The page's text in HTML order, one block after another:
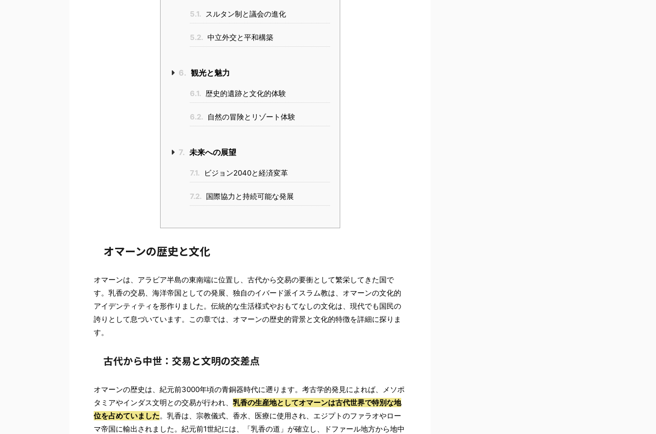
5.1. スルタン制と議会の進化
5.2. 中立外交と平和構築
6. 観光と魅力
6.1. 歴史的遺跡と文化的体験
6.2. 自然の冒険とリゾート体験
7. 未来への展望
7.1. ビジョン2040と経済変革
7.2. 国際協力と持続可能な発展
オマーンの歴史と文化
オマーンは、アラビア半島の東南端に位置し、古代から交易の要衝として繁栄してきた国で
す。乳香の交易、海洋帝国としての発展、独自のイバード派イスラム教は、オマーンの文化的
アイデンティティを形作りました。伝統的な生活様式やおもてなしの文化は、現代でも国民の
誇りとして息づいています。この章では、オマーンの歴史的背景と文化的特徴を詳細に探りま
す。
古代から中世：交易と文明の交差点
オマーンの歴史は、紀元前3000年頃の青銅器時代に遡ります。考古学的発見によれば、メソポ
タミアやインダス文明との交易が行われ、 乳香の生産地としてオマーンは古代世界で特別な地
位を占めていました。乳香は、宗教儀式、香水、医療に使用され、エジプトのファラオやロー
マ帝国に輸出されました。紀元前1世紀には、「乳香の道」が確立し、ドファール地方から地中